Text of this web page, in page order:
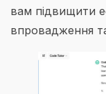
вам підвищити
впровадження